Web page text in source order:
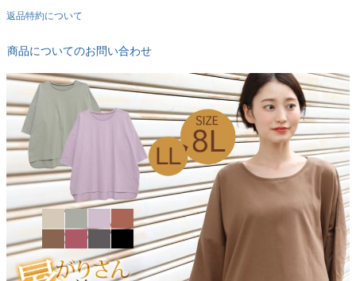
返品特約について
商品についてのお問い合わせ